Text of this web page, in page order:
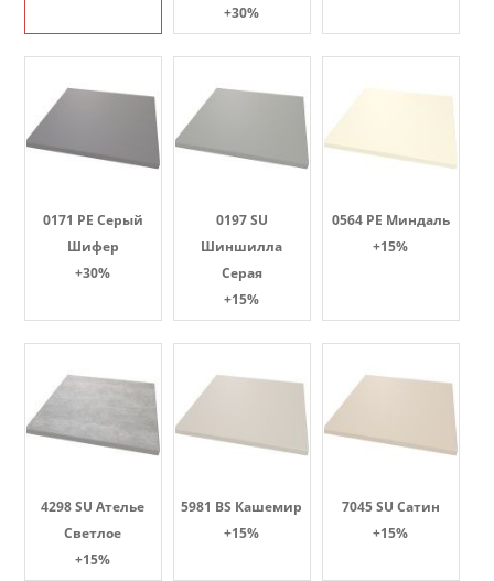
+30%
0171 PE Серый
Шифер
+30%
0197 SU
Шиншилла
Серая
+15%
0564 PE Миндаль
+15%
4298 SU Ателье
Светлое
+15%
5981 BS Кашемир
+15%
7045 SU Сатин
+15%